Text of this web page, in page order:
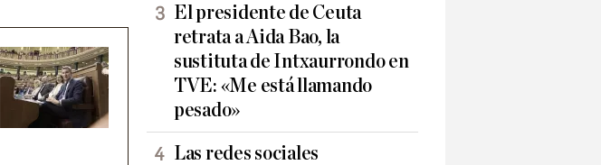
El presidente de Ceuta
retrata a Aida Bao, la
sustituta de Intxaurrondo en
TVE: «Me está llamando
pesado»
Las redes sociales